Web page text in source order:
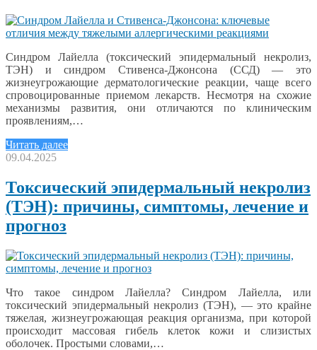
Синдром Лайелла (токсический эпидермальный некролиз,
ТЭН) и синдром Стивенса-Джонсона (ССД) — это
жизнеугрожающие дерматологические реакции, чаще всего
спровоцированные приемом лекарств. Несмотря на схожие
механизмы развития, они отличаются по клиническим
проявлениям,…
Читать далее
09.04.2025
Токсический эпидермальный некролиз
(ТЭН): причины, симптомы, лечение и
прогноз
Что такое синдром Лайелла? Синдром Лайелла, или
токсический эпидермальный некролиз (ТЭН), — это крайне
тяжелая, жизнеугрожающая реакция организма, при которой
происходит массовая гибель клеток кожи и слизистых
оболочек. Простыми словами,…